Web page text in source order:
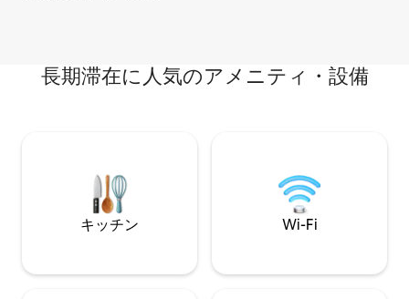
長期滞在に人気のアメニティ・設備
キッチン Wi-Fi